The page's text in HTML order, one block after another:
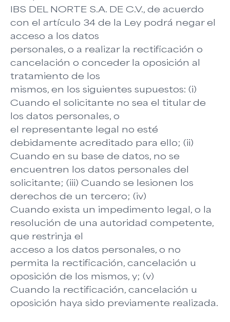
IBS DEL NORTE S.A. DE C.V., de acuerdo
con el artículo 34 de la Ley podrá negar el
acceso a los datos
personales, o a realizar la rectificación o
cancelación o conceder la oposición al
tratamiento de los
mismos, en los siguientes supuestos: (i)
Cuando el solicitante no sea el titular de
los datos personales, o
el representante legal no esté
debidamente acreditado para ello; (ii)
Cuando en su base de datos, no se
encuentren los datos personales del
solicitante; (iii) Cuando se lesionen los
derechos de un tercero; (iv)
Cuando exista un impedimento legal, o la
resolución de una autoridad competente,
que restrinja el
acceso a los datos personales, o no
permita la rectificación, cancelación u
oposición de los mismos, y; (v)
Cuando la rectificación, cancelación u
oposición haya sido previamente realizada.